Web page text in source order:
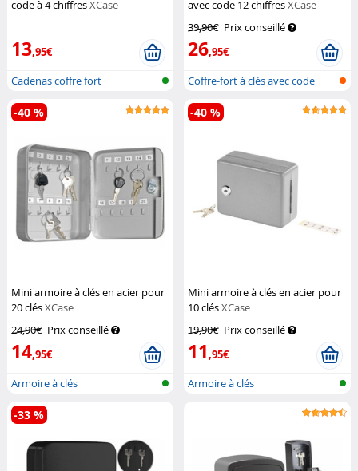
code à 4 chiffresXCase
13,95€
Cadenas coffre fort
avec code 12 chiffresXCase
39,90€ Prix conseillé
26,95€
Coffre-fort à clés avec code
numéri...
Mini armoire à clés en acier pour
20 clésXCase
24,90€ Prix conseillé
14,95€
-40 %
Armoire à clés
Mini armoire à clés en acier pour
10 clésXCase
19,90€ Prix conseillé
11,95€
-40 %
Armoire à clés
-33 %